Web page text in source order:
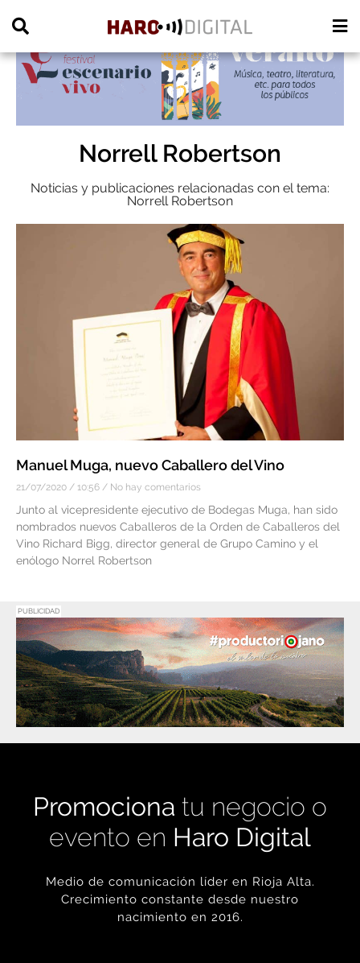
Norrell Robertson
Noticias y publicaciones relacionadas con el tema:
Norrell Robertson
Manuel Muga, nuevo Caballero del Vino
21/07/2020 10:56 No hay comentarios
Junto al vicepresidente ejecutivo de Bodegas Muga, han sido
nombrados nuevos Caballeros de la Orden de Caballeros del
Vino Richard Bigg, director general de Grupo Camino y el
enólogo Norrel Robertson
PUBLICIDAD
Promociona tu negocio o
evento en Haro Digital
Medio de comunicación líder en Rioja Alta.
Crecimiento constante desde nuestro
nacimiento en 2016.